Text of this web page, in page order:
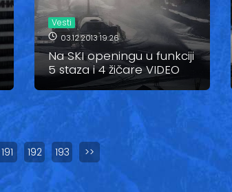
Vesti
03.12.2013 19:26
Na SKI openingu u funkciji
5 staza i 4 žičare VIDEO
191 192 193 >>